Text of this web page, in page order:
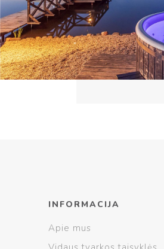
INFORMACIJA
Apie mus